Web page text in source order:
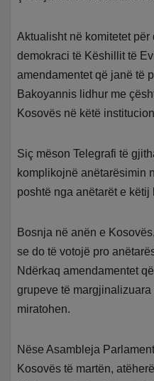
Aktualisht në komitetet
demokraci të Këshillit të
amendamentet që janë të
Bakoyannis lidhur me
Kosovës në këtë
Siç mëson Telegrafi të
komplikojnë anëtarësimin
poshtë nga anëtarët e këtij
Bosnja në anën e
se do të votojë pro
Ndërkaq amendamentet
grupeve të
miratohen.
Nëse Asambleja
Kosovës të martën,